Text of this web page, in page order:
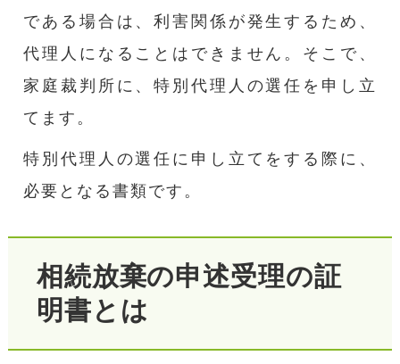
である場合は、利害関係が発生するため、
代理人になることはできません。そこで、
家庭裁判所に、特別代理人の選任を申し立
てます。
特別代理人の選任に申し立てをする際に、
必要となる書類です。
相続放棄の申述受理の証
明書とは